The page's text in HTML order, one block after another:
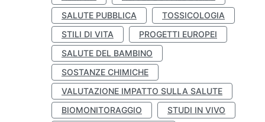
SALUTE PUBBLICA
TOSSICOLOGIA
STILI DI VITA
PROGETTI EUROPEI
SALUTE DEL BAMBINO
SOSTANZE CHIMICHE
VALUTAZIONE IMPATTO SULLA SALUTE
BIOMONITORAGGIO
STUDI IN VIVO